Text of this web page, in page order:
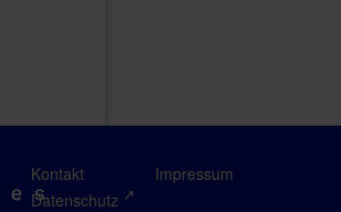
Kontakt
Impressum
Datenschutz